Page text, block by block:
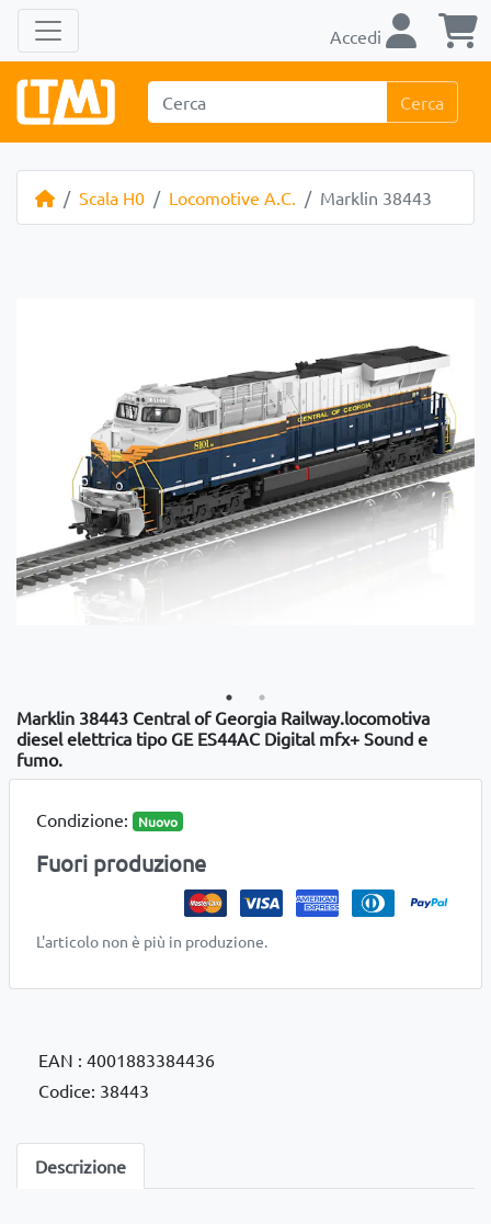
Accedi
Cerca
Scala H0 Locomotive A.C. Marklin 38443
Marklin 38443 Central of Georgia Railway.locomotiva
diesel elettrica tipo GE ES44AC Digital mfx+ Sound e
fumo.
Condizione: Nuovo
Fuori produzione
L'articolo non è più in produzione.
EAN : 4001883384436
Codice: 38443
Descrizione